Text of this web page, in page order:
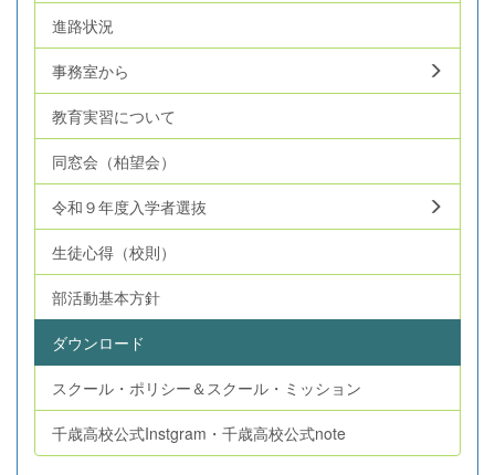
進路状況
事務室から
教育実習について
同窓会（柏望会）
令和９年度入学者選抜
生徒心得（校則）
部活動基本方針
ダウンロード
スクール・ポリシー＆スクール・ミッション
千歳高校公式Instgram・千歳高校公式note